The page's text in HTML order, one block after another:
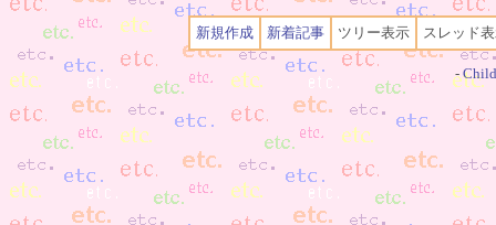
新規作成 新着記事 ツリー表示 スレッド
-